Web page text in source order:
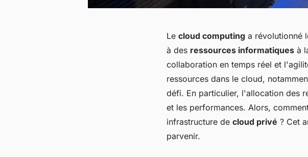
Le cloud computing a révolutionné
à des ressources informatiques à
collaboration en temps réel et
ressources dans le cloud,
défi. En particulier, l'allocation des
et les performances. Alors,
infrastructure de cloud privé ? Cet
parvenir.